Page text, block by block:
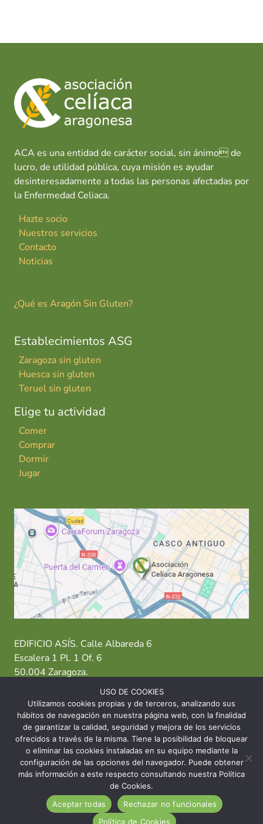
ACA es una entidad de carácter social, sin ánimo de
lucro, de utilidad pública, cuya misión es ayudar
desinteresadamente a todas las personas afectadas por
la Enfermedad Celiaca.
Hazte socio
Nuestros servicios
Contacto
Noticias
¿Qué es Aragón Sin Gluten?
Establecimientos ASG
Zaragoza sin gluten
Huesca sin gluten
Teruel sin gluten
Elige tu actividad
Comer
Comprar
Dormir
Jugar
EDIFICIO ASÍS. Calle Albareda 6
Escalera 1 Pl. 1 Of. 6
50.004 Zaragoza.
T: 976 484 949 M: 635 638 563
Sede Zaragoza·Sede Huesca· Sede Teruel
© 2026 Asociación Celíaca Aragonesa
INICIO CONTACTO
AVISO LEGAL
USO DE COOKIES
Utilizamos cookies propias y de terceros, analizando sus
hábitos de navegación en nuestra página web, con la finalidad
de garantizar la calidad, seguridad y mejora de los servicios
ofrecidos a través de la misma. Tiene la posibilidad de bloquear
o eliminar las cookies instaladas en su equipo mediante la
configuración de las opciones del navegador. Puede obtener
más información a este respecto consultando nuestra Política
de Cookies.
Aceptar todas
Rechazar no funcionales
Política de Cookies